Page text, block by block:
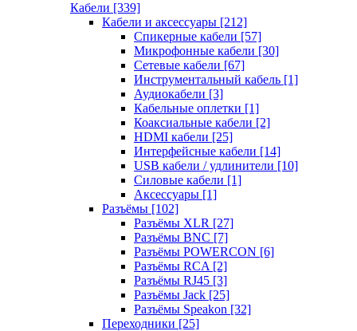
Кабели [339]
Кабели и аксессуары [212]
Спикерные кабели [57]
Микрофонные кабели [30]
Сетевые кабели [67]
Инструментальный кабель [1]
Аудиокабели [3]
Кабельные оплетки [1]
Коаксиальные кабели [2]
HDMI кабели [25]
Интерфейсные кабели [14]
USB кабели / удлинители [10]
Силовые кабели [1]
Аксессуары [1]
Разъёмы [102]
Разъёмы XLR [27]
Разъёмы BNC [7]
Разъёмы POWERCON [6]
Разъёмы RCA [2]
Разъёмы RJ45 [3]
Разъёмы Jack [25]
Разъёмы Speakon [32]
Переходники [25]